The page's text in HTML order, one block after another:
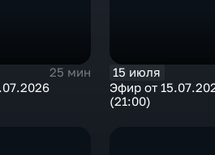
25 мин
15 июля
Эфир от
(21:00)